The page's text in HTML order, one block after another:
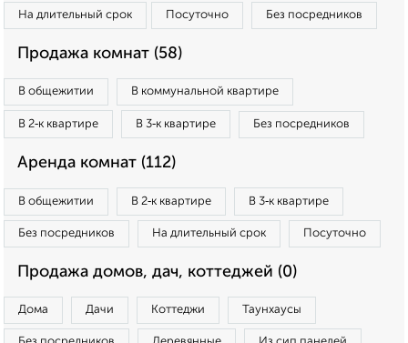
На длительный срок Посуточно Без посредников
Продажа комнат (58)
В общежитии В коммунальной квартире
В 2‑к квартире В 3‑к квартире Без посредников
Аренда комнат (112)
В общежитии В 2‑к квартире В 3‑к квартире
Без посредников На длительный срок Посуточно
Продажа домов, дач, коттеджей (0)
Дома Дачи Коттеджи Таунхаусы